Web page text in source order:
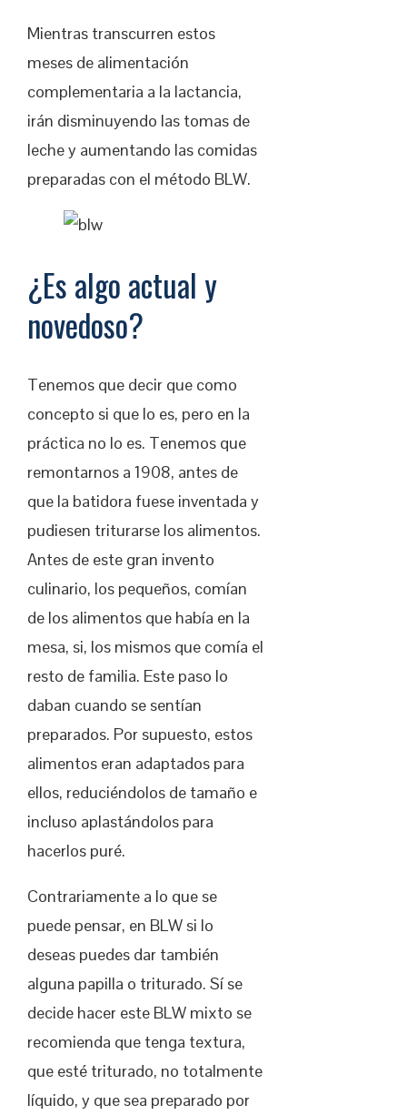
Mientras transcurren estos
meses de alimentación
complementaria a la lactancia,
irán disminuyendo las tomas de
leche y aumentando las comidas
preparadas con el método BLW.
¿Es algo actual y
novedoso?
Tenemos que decir que como
concepto si que lo es, pero en la
práctica no lo es. Tenemos que
remontarnos a 1908, antes de
que la batidora fuese inventada y
pudiesen triturarse los alimentos.
Antes de este gran invento
culinario, los pequeños, comían
de los alimentos que había en la
mesa, si, los mismos que comía el
resto de familia. Este paso lo
daban cuando se sentían
preparados. Por supuesto, estos
alimentos eran adaptados para
ellos, reduciéndolos de tamaño e
incluso aplastándolos para
hacerlos puré.
Contrariamente a lo que se
puede pensar, en BLW si lo
deseas puedes dar también
alguna papilla o triturado. Sí se
decide hacer este BLW mixto se
recomienda que tenga textura,
que esté triturado, no totalmente
líquido, y que sea preparado por